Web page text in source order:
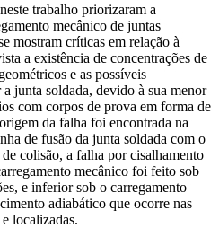
trabalho priorizaram a
mecânico de juntas
mostram críticas em relação à
a existência de concentrações de
e as possíveis
junta soldada, devido à sua menor
com corpos de prova em forma de
da falha foi encontrada na
de fusão da junta soldada com o
colisão, a falha por cisalhamento
mecânico foi feito sob
e inferior sob o carregamento
adiabático que ocorre nas
localizadas.